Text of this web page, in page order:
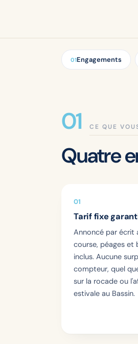
01Engagements
CE QUE
Quatre
01
Tarif fixe
Annoncé par écrit
course, péages et
inclus. Aucune
compteur, quel
sur la rocade ou
estivale au Bassin.